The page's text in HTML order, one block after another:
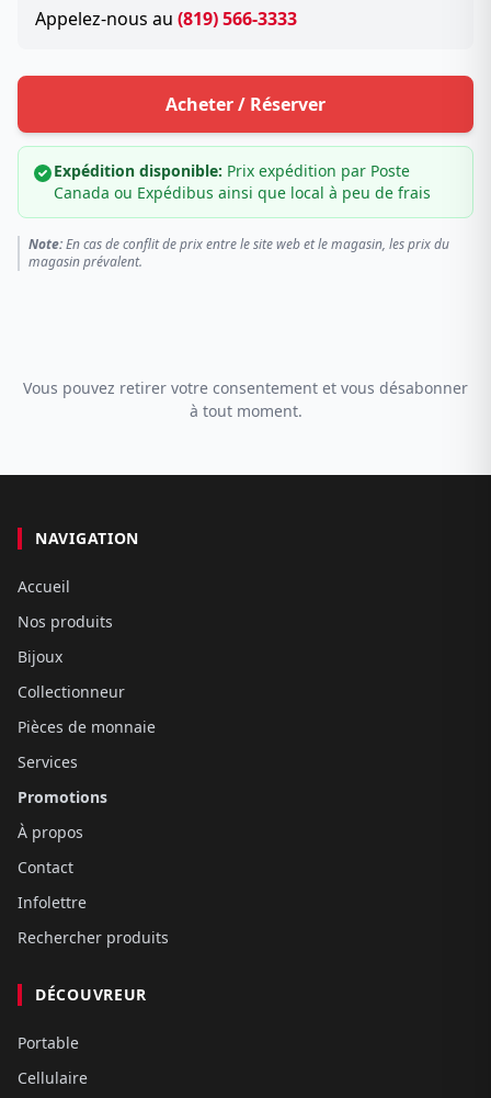
Appelez-nous au (819) 566-3333
Acheter / Réserver
Expédition disponible: Prix expédition par Poste
Canada ou Expédibus ainsi que local à peu de frais
Note:En cas de conflit de prix entre le site web et le magasin, les prix du
magasin prévalent.
Vous pouvez retirer votre consentement et vous désabonner
à tout moment.
NAVIGATION
Accueil
Nos produits
Bijoux
Collectionneur
Pièces de monnaie
Services
Promotions
À propos
Contact
Infolettre
Rechercher produits
DÉCOUVREUR
Portable
Cellulaire